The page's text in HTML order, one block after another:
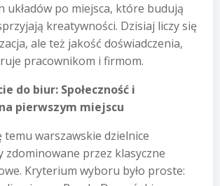
układów po miejsca, które budują
kreatywności. Dzisiaj liczy się
ale też jakość doświadczenia,
pracownikom i firmom.
do biur: Społeczność i
pierwszym miejscu
temu warszawskie dzielnice
zdominowane przez klasyczne
Kryterium wyboru było proste: